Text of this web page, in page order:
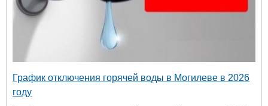
График отключения горячей воды в Могилеве в 2026
году